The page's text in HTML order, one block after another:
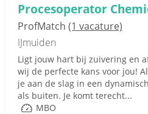
Procesoperator
ProfMatch (1 vacature)
IJmuiden
Ligt jouw hart bij zuivering en
wij de perfecte kans voor jou!
je aan de slag in een
als buiten. Je komt terecht...
MBO